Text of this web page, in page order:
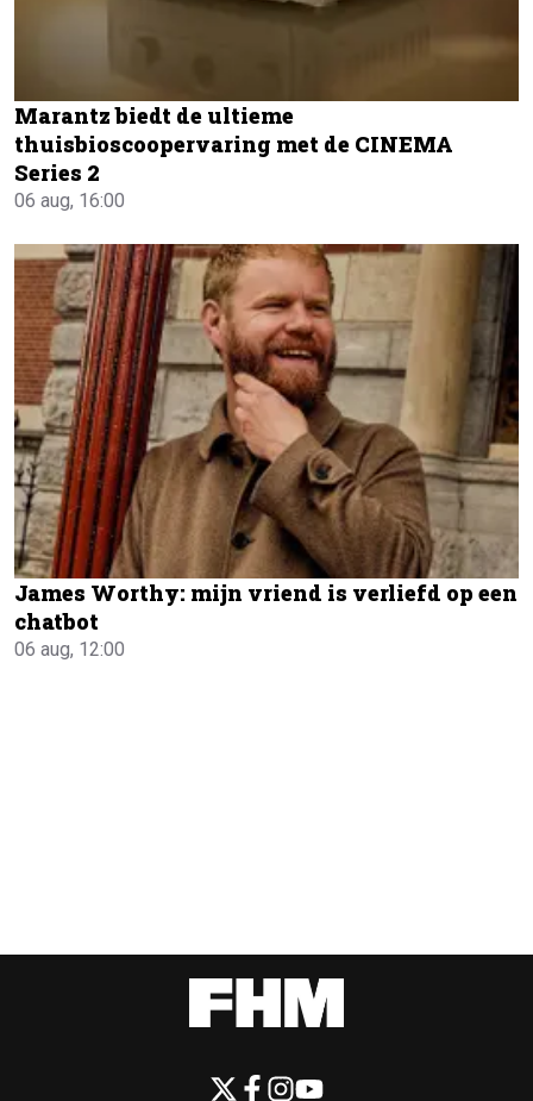
Marantz biedt de ultieme
thuisbioscoopervaring met de CINEMA
Series 2
06 aug, 16:00
James Worthy: mijn vriend is verliefd op een
chatbot
06 aug, 12:00